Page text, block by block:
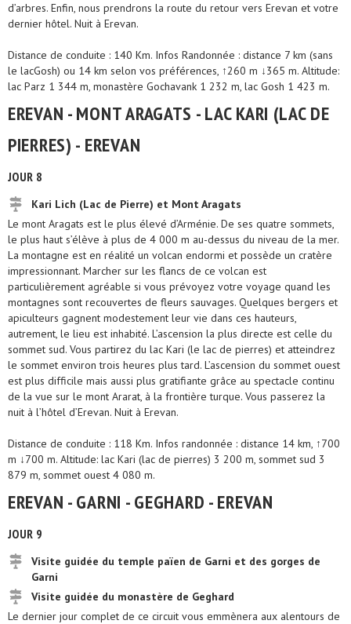
d’arbres. Enfin, nous prendrons la route du retour vers Erevan et votre
dernier hôtel. Nuit à Erevan.
Distance de conduite : 140 Km. Infos Randonnée : distance 7 km (sans
le lacGosh) ou 14 km selon vos préférences, ↑260 m ↓365 m. Altitude:
lac Parz 1 344 m, monastère Gochavank 1 232 m, lac Gosh 1 423 m.
EREVAN - MONT ARAGATS - LAC KARI (LAC DE
PIERRES) - EREVAN
JOUR 8
Kari Lich (Lac de Pierre) et Mont Aragats
Le mont Aragats est le plus élevé d’Arménie. De ses quatre sommets,
le plus haut s’élève à plus de 4 000 m au-dessus du niveau de la mer.
La montagne est en réalité un volcan endormi et possède un cratère
impressionnant. Marcher sur les flancs de ce volcan est
particulièrement agréable si vous prévoyez votre voyage quand les
montagnes sont recouvertes de fleurs sauvages. Quelques bergers et
apiculteurs gagnent modestement leur vie dans ces hauteurs,
autrement, le lieu est inhabité. L’ascension la plus directe est celle du
sommet sud. Vous partirez du lac Kari (le lac de pierres) et atteindrez
le sommet environ trois heures plus tard. L’ascension du sommet ouest
est plus difficile mais aussi plus gratifiante grâce au spectacle continu
de la vue sur le mont Ararat, à la frontière turque. Vous passerez la
nuit à l’hôtel d’Erevan. Nuit à Erevan.
Distance de conduite : 118 Km. Infos randonnée : distance 14 km, ↑700
m ↓700 m. Altitude: lac Kari (lac de pierres) 3 200 m, sommet sud 3
879 m, sommet ouest 4 080 m.
EREVAN - GARNI - GEGHARD - EREVAN
JOUR 9
Visite guidée du temple païen de Garni et des gorges de
Garni
Visite guidée du monastère de Geghard
Le dernier jour complet de ce circuit vous emmènera aux alentours de